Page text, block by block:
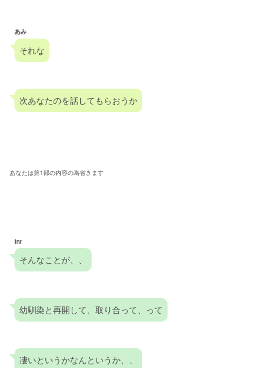
あみ
それな
次あなたのを話してもらおうか
あなたは第1部の内容の為省きます
inr
そんなことが、、
幼馴染と再開して、取り合って、って
凄いというかなんというか、、